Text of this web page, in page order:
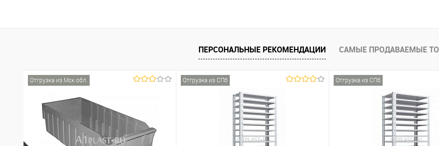
ПЕРСОНАЛЬНЫЕ РЕКОМЕНДАЦИИ САМЫЕ ПРОДАВАЕМЫЕ
Отгрузка из Мск обл. Отгрузка из СПб Отгрузка из СПб